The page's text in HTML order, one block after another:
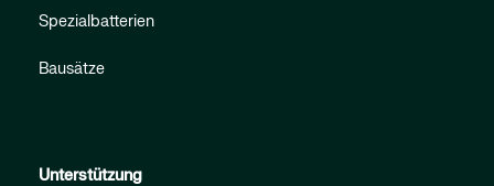
Spezialbatterien
Bausätze
Unterstützung